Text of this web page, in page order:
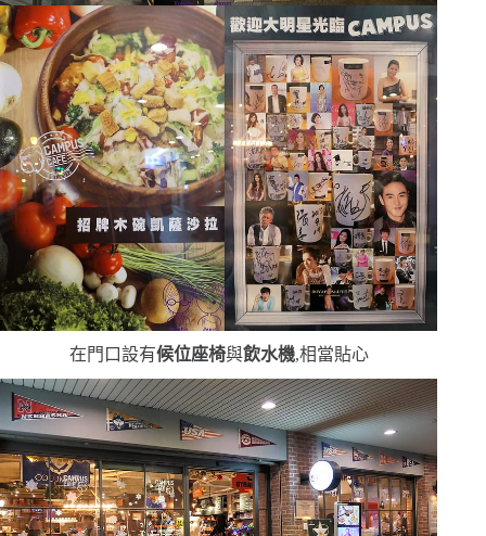
在門口設有候位座椅與飲水機,相當貼心